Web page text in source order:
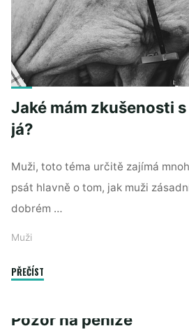
Jaké mám zkušenosti
já?
Muži, toto téma určitě zajímá
psát hlavně o tom, jak muži
dobrém …
Muži
PŘEČÍST
s
Pozor na peníze